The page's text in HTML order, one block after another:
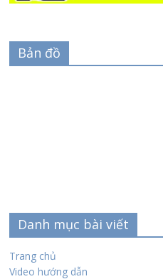
Bản đồ
Danh mục bài viết
Trang chủ
Video hướng dẫn